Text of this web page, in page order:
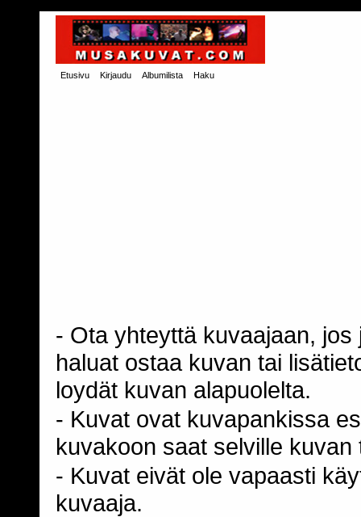
Etusivu Kirjaudu Albumilista Haku
- Ota yhteyttä kuvaajaan,
haluat ostaa kuvan tai
loydät kuvan alapuolelta.
- Kuvat ovat kuvapankissa
kuvakoon saat selville
- Kuvat eivät ole vapaasti
kuvaaja.